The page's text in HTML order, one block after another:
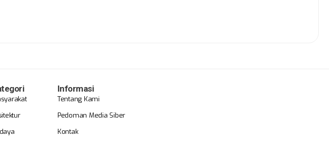
Informasi
Tentang Kami
Pedoman Media Siber
Kontak